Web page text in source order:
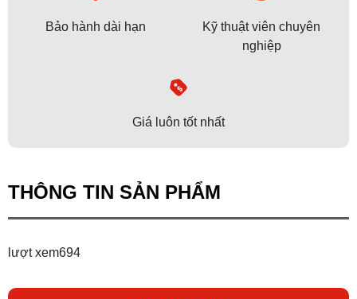
Bảo hành dài hạn
Kỹ thuật viên chuyên
nghiệp
Giá luôn tốt nhất
THÔNG TIN SẢN PHẨM
lượt xem694